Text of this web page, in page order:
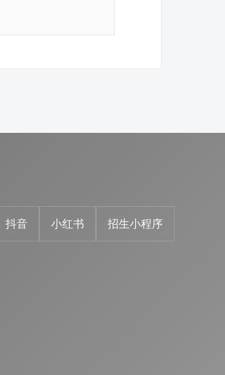
抖音 小红书 招生小程序